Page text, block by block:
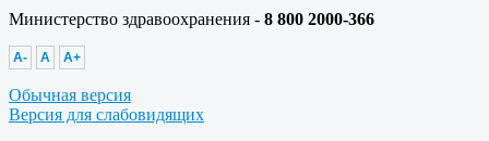
Министерство здравоохранения - 8 800 2000-366
A- A A+
Обычная версия
Версия для слабовидящих